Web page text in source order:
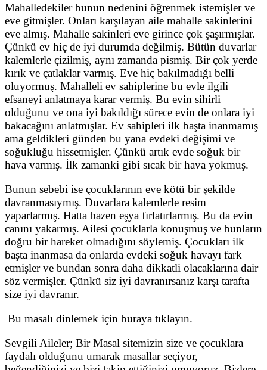
Mahalledekiler bunun nedenini öğrenmek istemişler ve
eve gitmişler. Onları karşılayan aile mahalle sakinlerini
eve almış. Mahalle sakinleri eve girince çok şaşırmışlar.
Çünkü ev hiç de iyi durumda değilmiş. Bütün duvarlar
kalemlerle çizilmiş, aynı zamanda pismiş. Bir çok yerde
kırık ve çatlaklar varmış. Eve hiç bakılmadığı belli
oluyormuş. Mahalleli ev sahiplerine bu evle ilgili
efsaneyi anlatmaya karar vermiş. Bu evin sihirli
olduğunu ve ona iyi bakıldığı sürece evin de onlara iyi
bakacağını anlatmışlar. Ev sahipleri ilk başta inanmamış
ama geldikleri günden bu yana evdeki değişimi ve
soğukluğu hissetmişler. Çünkü artık evde soğuk bir
hava varmış. İlk zamanki gibi sıcak bir hava yokmuş.
Bunun sebebi ise çocuklarının eve kötü bir şekilde
davranmasıymış. Duvarlara kalemlerle resim
yaparlarmış. Hatta bazen eşya fırlatırlarmış. Bu da evin
canını yakarmış. Ailesi çocuklarla konuşmuş ve bunların
doğru bir hareket olmadığını söylemiş. Çocukları ilk
başta inanmasa da onlarda evdeki soğuk havayı fark
etmişler ve bundan sonra daha dikkatli olacaklarına dair
söz vermişler. Çünkü siz iyi davranırsanız karşı tarafta
size iyi davranır.
Bu masalı dinlemek için buraya tıklayın.
Sevgili Aileler; Bir Masal sitemizin size ve çocuklara
faydalı olduğunu umarak masallar seçiyor,